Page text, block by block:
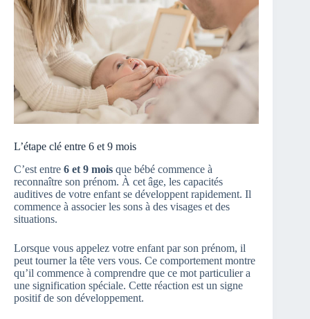
L’étape clé entre 6 et 9 mois
C’est entre 6 et 9 mois que bébé commence à
reconnaître son prénom. À cet âge, les capacités
auditives de votre enfant se développent rapidement. Il
commence à associer les sons à des visages et des
situations.
Lorsque vous appelez votre enfant par son prénom, il
peut tourner la tête vers vous. Ce comportement montre
qu’il commence à comprendre que ce mot particulier a
une signification spéciale. Cette réaction est un signe
positif de son développement.